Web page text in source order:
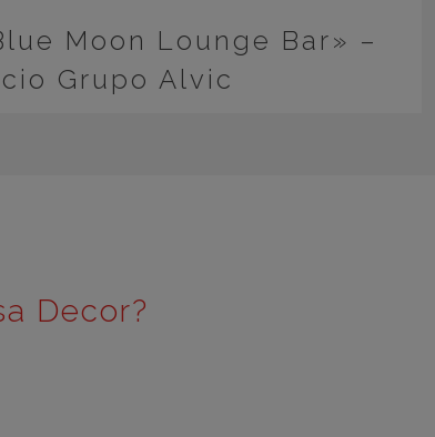
Moon Lounge Bar» –
Grupo Alvic
Decor?